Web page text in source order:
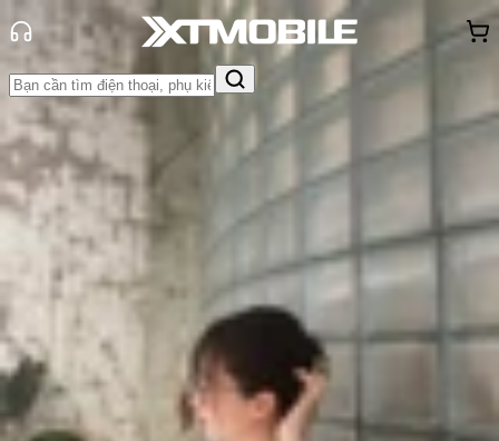
Trang chủ
Tin tức
Thủ thuật
Tin Mới
Đánh Giá - Trên Tay
Khuyến
Thủ thuật Thông báoKhách
hàng - Sự kiện
Lỗi burn-in là gì? Cách khắc phục
lỗi burn-in trên màn hình điện thoại
Triệu Vy